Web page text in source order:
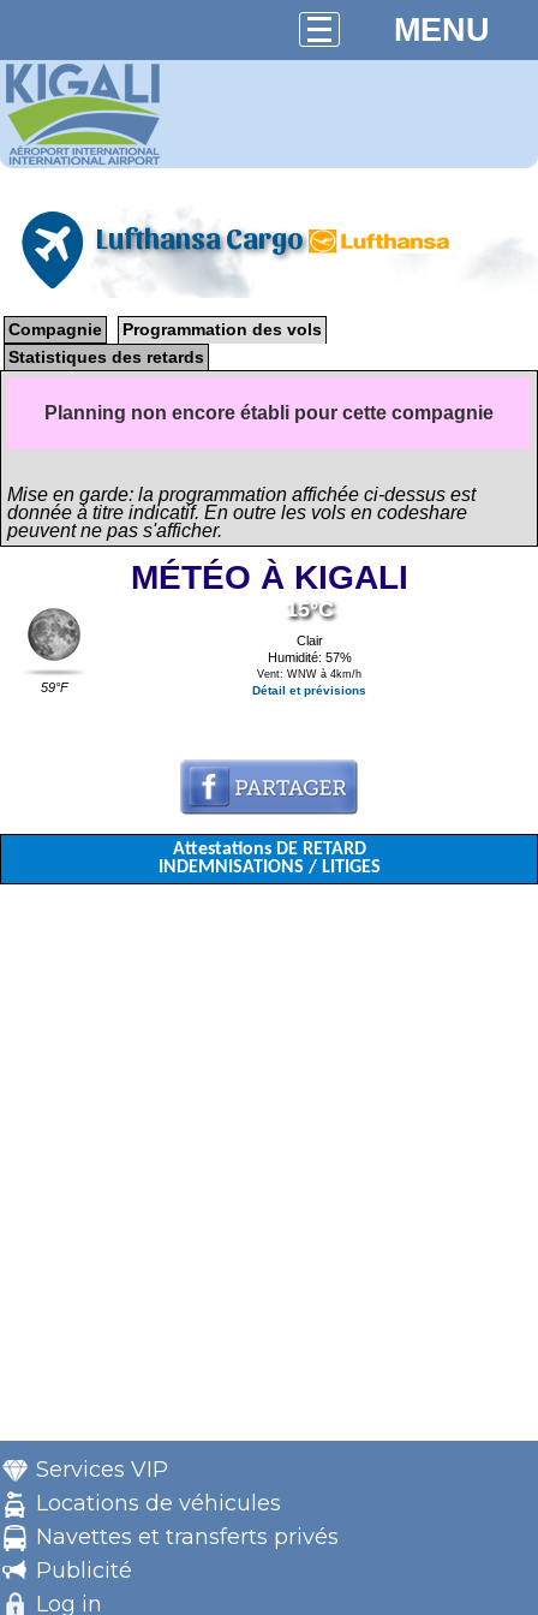
MENU
Lufthansa Cargo
Compagnie
Programmation des vols
Statistiques des retards
Planning non encore établi pour cette compagnie
Mise en garde: la programmation affichée ci-dessus est
donnée à titre indicatif. En outre les vols en codeshare
peuvent ne pas s'afficher.
MÉTÉO À KIGALI
59°F
15°C
Clair
Humidité: 57%
Vent: WNW à 4km/h
Détail et prévisions
Attestations DE RETARD
INDEMNISATIONS / LITIGES
Services VIP
Locations de véhicules
Navettes et transferts privés
Publicité
Log in